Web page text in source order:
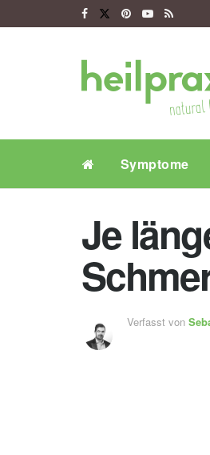
Symptome
Je
Verfasst von